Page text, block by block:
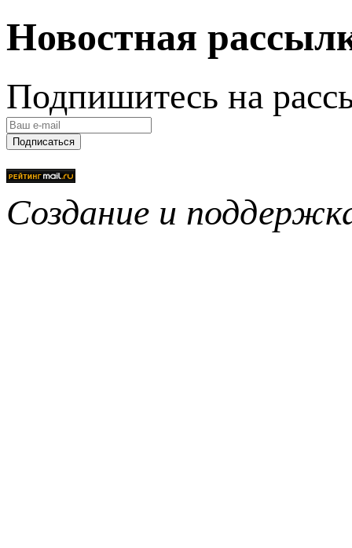
Новостная
Подпишитесь на
Подписаться
Создание и